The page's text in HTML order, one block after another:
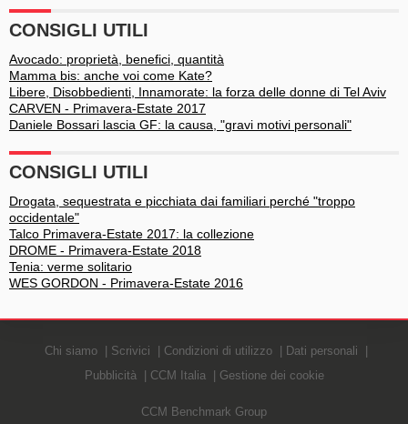
CONSIGLI UTILI
Avocado: proprietà, benefici, quantità
Mamma bis: anche voi come Kate?
Libere, Disobbedienti, Innamorate: la forza delle donne di Tel Aviv
CARVEN - Primavera-Estate 2017
Daniele Bossari lascia GF: la causa, "gravi motivi personali"
CONSIGLI UTILI
Drogata, sequestrata e picchiata dai familiari perché "troppo
occidentale"
Talco Primavera-Estate 2017: la collezione
DROME - Primavera-Estate 2018
Tenia: verme solitario
WES GORDON - Primavera-Estate 2016
Chi siamo Scrivici Condizioni di utilizzo
Dati personali
Pubblicità
CCM Italia Gestione dei cookie
CCM Benchmark Group